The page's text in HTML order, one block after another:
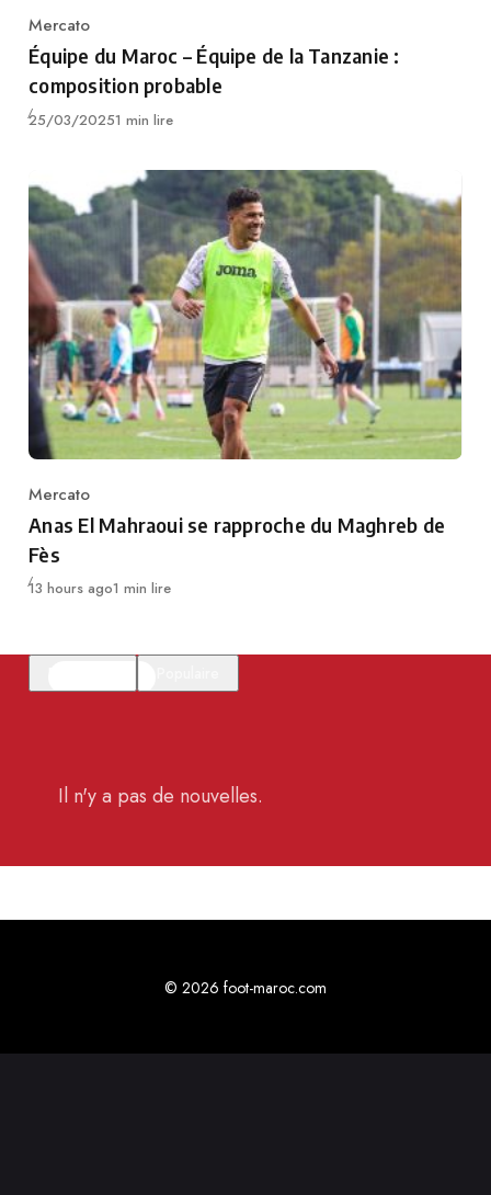
Category
Mercato
Équipe du Maroc – Équipe de la Tanzanie :
composition probable
Publié
25/03/20251 min lire
Category
Mercato
Anas El Mahraoui se rapproche du Maghreb de
Fès
Publié
13 hours ago1 min lire
Il n'y a pas de nouvelles.
© 2026 foot-maroc.com